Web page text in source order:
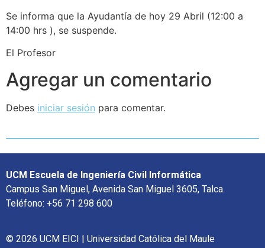
Se informa que la Ayudantía de hoy 29 Abril (12:00 a
14:00 hrs ), se suspende.
El Profesor
Agregar un comentario
Debes iniciar sesión para comentar.
UCM Escuela de Ingeniería Civil Informática
Campus San Miguel, Avenida San Miguel 3605, Talca.
Teléfono: +56 71 298 600
© 2026 UCM EICI | Universidad Católica del Maule